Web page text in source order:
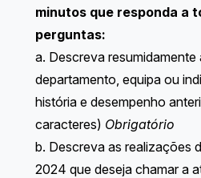
minutos que responda a
perguntas:
a. Descreva resumidamente
departamento, equipa ou
história e desempenho
caracteres) Obrigatório
b. Descreva as realizações
2024 que deseja chamar a